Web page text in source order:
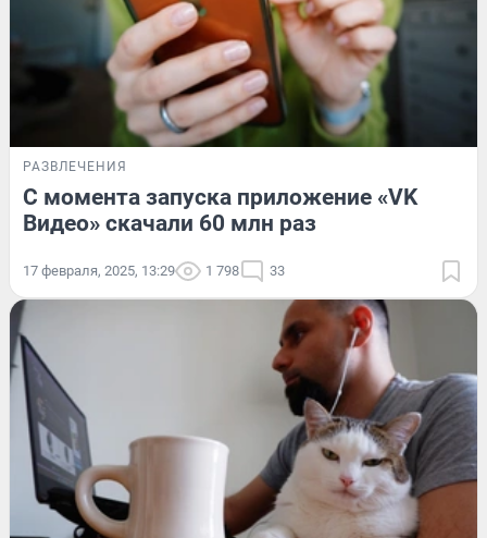
РАЗВЛЕЧЕНИЯ
С момента запуска приложение «VK
Видео» скачали 60 млн раз
17 февраля, 2025, 13:29 1 798 33